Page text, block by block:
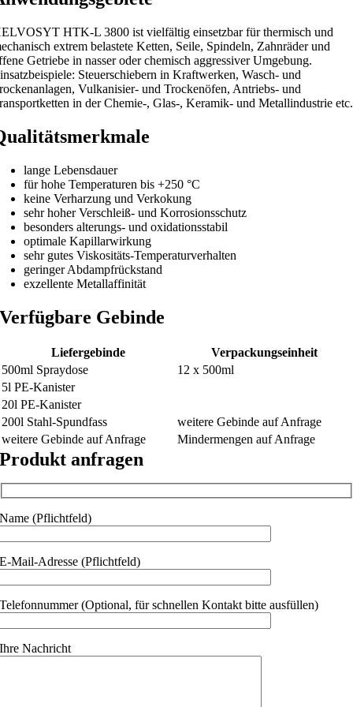
HTK-L 3800 ist vielfältig einsetzbar für thermisch und
extrem belastete Ketten, Seile, Spindeln, Zahnräder und
Getriebe in nasser oder chemisch aggressiver Umgebung.
Steuerschiebern in Kraftwerken, Wasch- und
Vulkanisier- und Trockenöfen, Antriebs- und
in der Chemie-, Glas-, Keramik- und Metallindustrie etc.
lange Lebensdauer
für hohe Temperaturen bis +250 °C
keine Verharzung und Verkokung
sehr hoher Verschleiß- und Korrosionsschutz
besonders alterungs- und oxidationsstabil
optimale Kapillarwirkung
sehr gutes Viskositäts-Temperaturverhalten
geringer Abdampfrückstand
exzellente Metallaffinität
Verfügbare Gebinde
Liefergebinde
Verpackungseinheit
500ml Spraydose
12 x 500ml
5l PE-Kanister
20l PE-Kanister
200l Stahl-Spundfass
weitere Gebinde auf Anfrage
weitere Gebinde auf Anfrage
Mindermengen auf Anfrage
Produkt anfragen
Name (Pflichtfeld)
E-Mail-Adresse (Pflichtfeld)
Telefonnummer (Optional, für schnellen Kontakt bitte ausfüllen)
Ihre Nachricht